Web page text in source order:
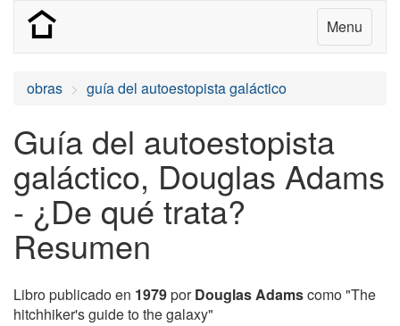
Menu
obras guía del autoestopista galáctico
Guía del autoestopista
galáctico, Douglas Adams
- ¿De qué trata?
Resumen
Libro publicado en 1979porDouglas Adamscomo "The
hitchhiker's guide to the galaxy"